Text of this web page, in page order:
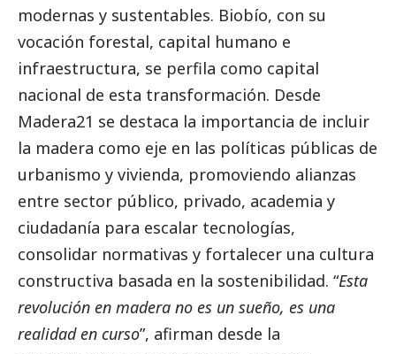
modernas y sustentables. Biobío, con su
vocación forestal, capital humano e
infraestructura, se perfila como capital
nacional de esta transformación. Desde
Madera21 se destaca la importancia de incluir
la madera como eje en las políticas públicas de
urbanismo y vivienda, promoviendo alianzas
entre sector público, privado, academia y
ciudadanía para escalar tecnologías,
consolidar normativas y fortalecer una cultura
constructiva basada en la sostenibilidad. “Esta
revolución en madera no es un sueño, es una
realidad en curso”, afirman desde la